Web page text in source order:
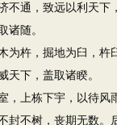
通，致远以利天下，
随。
，掘地为臼，杵臼
下，盖取诸睽。
栋下宇，以待风雨
树，丧期无数。后